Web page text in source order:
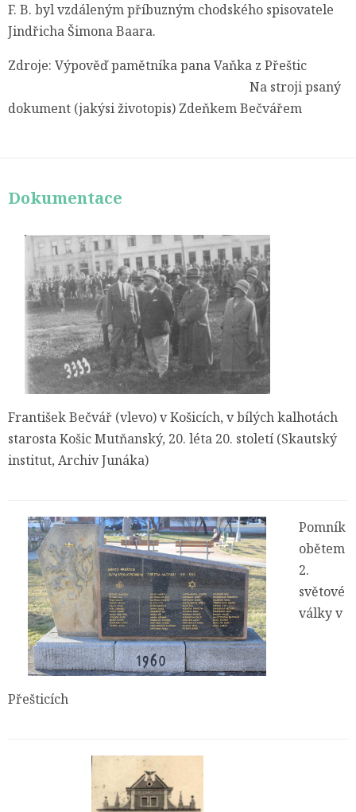
F. B. byl vzdáleným příbuzným chodského spisovatele
Jindřicha Šimona Baara.
Zdroje: Výpověď pamětníka pana Vaňka z Přeštic
Na stroji psaný
dokument (jakýsi životopis) Zdeňkem Bečvářem
Dokumentace
František Bečvář (vlevo) v Košicích, v bílých kalhotách
starosta Košic Mutňanský, 20. léta 20. století (Skautský
institut, Archiv Junáka)
Pomník
obětem
2.
světové
války v
Přešticích